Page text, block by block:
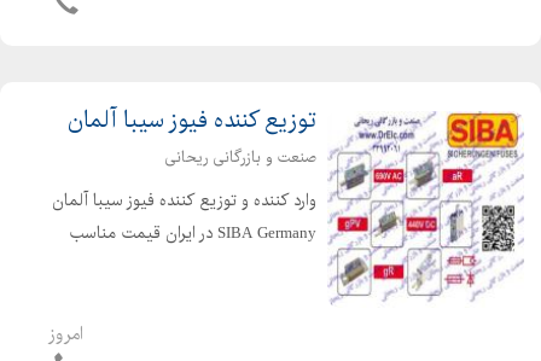
توزیع کننده فیوز سیبا آلمان
صنعت و بازرگانی ریحانی
وارد کننده و توزیع کننده فیوز سیبا آلمان
SIBA Germany در ایران قیمت مناسب
سیبا فیوز دیود دار سیبا فیوز BS88 سیبا
امروز